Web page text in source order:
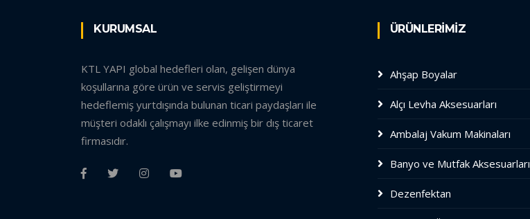
KURUMSAL
KTL YAPI global hedefleri olan, gelişen dünya
koşullarına göre ürün ve servis geliştirmeyi
hedeflemiş yurtdışında bulunan ticari paydaşları ile
müşteri odaklı çalışmayı ilke edinmiş bir dış ticaret
firmasıdır.
ÜRÜNLERİMİZ
Ahşap Boyalar
Alçı Levha Aksesuarları
Ambalaj Vakum Makinaları
Banyo ve Mutfak Aksesuarları
Dezenfektan